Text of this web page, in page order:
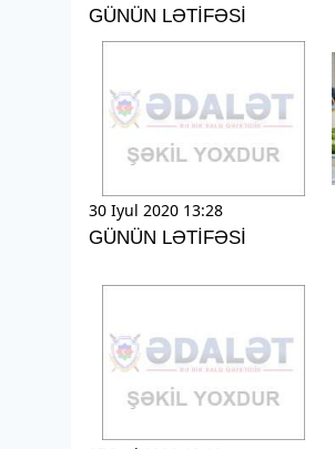
GÜNÜN LƏTİFƏSİ
30 Iyul 2020 13:28
GÜNÜN LƏTİFƏSİ